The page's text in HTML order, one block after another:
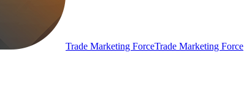
Trade Marketing ForceTrade Marketing Force